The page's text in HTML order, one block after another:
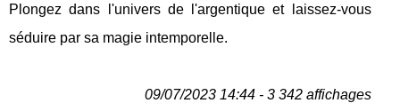
Plongez dans l'univers de l'argentique et laissez-vous
séduire par sa magie intemporelle.
09/07/2023 14:44 - 3 342 affichages